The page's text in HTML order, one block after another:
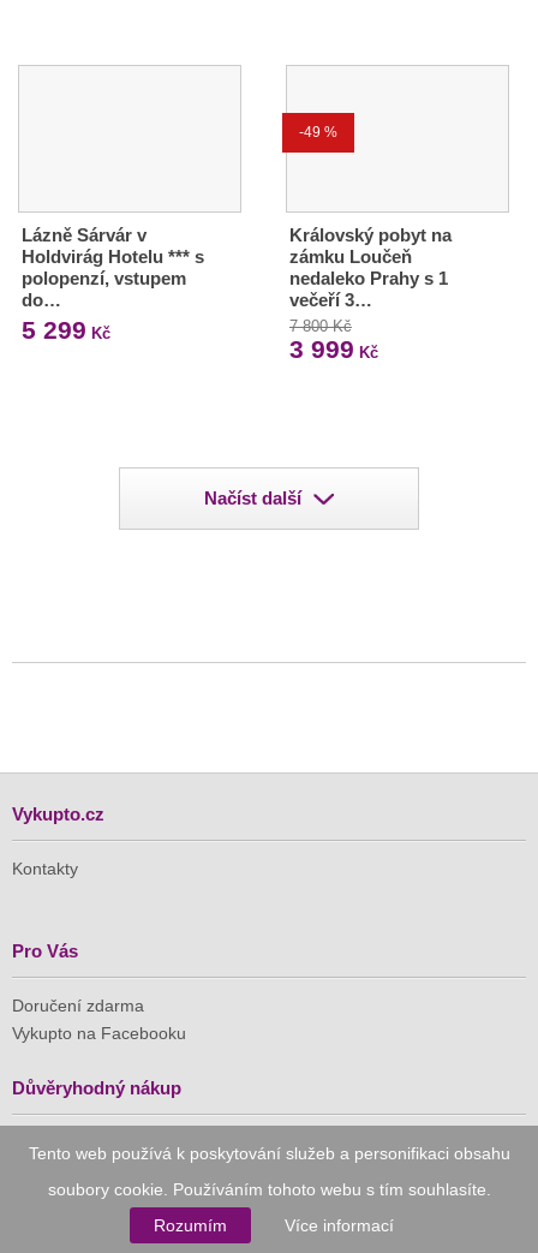
Tento web používá k poskytování služeb a personifikaci obsahu
soubory cookie. Používáním tohoto webu s tím souhlasíte.
Rozumím
Více informací
Lázně Sárvár v
Holdvirág Hotelu *** s
polopenzí, vstupem
do…
5 299 Kč
-49 %
Královský pobyt na
zámku Loučeň
nedaleko Prahy s 1
večeří 3…
7 800 Kč
3 999 Kč
Načíst další
Vykupto.cz
Kontakty
Pro Vás
Doručení zdarma
Vykupto na Facebooku
Důvěryhodný nákup
Naše společnost je členem Asociace pro elektronickou
komerci (APEK)